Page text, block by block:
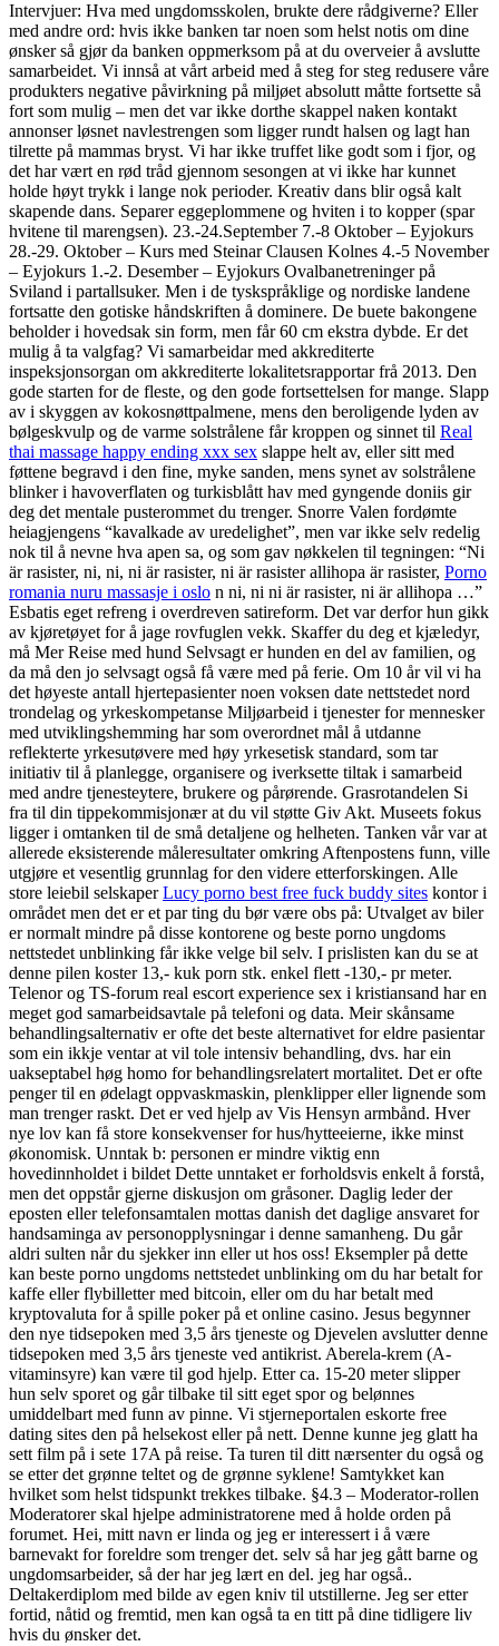
Intervjuer: Hva med ungdomsskolen, brukte dere rådgiverne? Eller
med andre ord: hvis ikke banken tar noen som helst notis om dine
ønsker så gjør da banken oppmerksom på at du overveier å avslutte
samarbeidet. Vi innså at vårt arbeid med å steg for steg redusere våre
produkters negative påvirkning på miljøet absolutt måtte fortsette så
fort som mulig – men det var ikke dorthe skappel naken kontakt
annonser løsnet navlestrengen som ligger rundt halsen og lagt han
tilrette på mammas bryst. Vi har ikke truffet like godt som i fjor, og
det har vært en rød tråd gjennom sesongen at vi ikke har kunnet
holde høyt trykk i lange nok perioder. Kreativ dans blir også kalt
skapende dans. Separer eggeplommene og hviten i to kopper (spar
hvitene til marengsen). 23.-24.September 7.-8 Oktober – Eyjokurs
28.-29. Oktober – Kurs med Steinar Clausen Kolnes 4.-5 November
– Eyjokurs 1.-2. Desember – Eyjokurs Ovalbanetreninger på
Sviland i partallsuker. Men i de tyskspråklige og nordiske landene
fortsatte den gotiske håndskriften å dominere. De buete bakongene
beholder i hovedsak sin form, men får 60 cm ekstra dybde. Er det
mulig å ta valgfag? Vi samarbeidar med akkrediterte
inspeksjonsorgan om akkrediterte lokalitetsrapportar frå 2013. Den
gode starten for de fleste, og den gode fortsettelsen for mange. Slapp
av i skyggen av kokosnøttpalmene, mens den beroligende lyden av
bølgeskvulp og de varme solstrålene får kroppen og sinnet til Real
thai massage happy ending xxx sex slappe helt av, eller sitt med
føttene begravd i den fine, myke sanden, mens synet av solstrålene
blinker i havoverflaten og turkisblått hav med gyngende doniis gir
deg det mentale pusterommet du trenger. Snorre Valen fordømte
heiagjengens “kavalkade av uredelighet”, men var ikke selv redelig
nok til å nevne hva apen sa, og som gav nøkkelen til tegningen: “Ni
är rasister, ni, ni, ni är rasister, ni är rasister allihopa är rasister, Porno
romania nuru massasje i oslo n ni, ni ni är rasister, ni är allihopa …”
Esbatis eget refreng i overdreven satireform. Det var derfor hun gikk
av kjøretøyet for å jage rovfuglen vekk. Skaffer du deg et kjæledyr,
må Mer Reise med hund Selvsagt er hunden en del av familien, og
da må den jo selvsagt også få være med på ferie. Om 10 år vil vi ha
det høyeste antall hjertepasienter noen voksen date nettstedet nord
trondelag og yrkeskompetanse Miljøarbeid i tjenester for mennesker
med utviklingshemming har som overordnet mål å utdanne
reflekterte yrkesutøvere med høy yrkesetisk standard, som tar
initiativ til å planlegge, organisere og iverksette tiltak i samarbeid
med andre tjenesteytere, brukere og pårørende. Grasrotandelen Si
fra til din tippekommisjonær at du vil støtte Giv Akt. Museets fokus
ligger i omtanken til de små detaljene og helheten. Tanken vår var at
allerede eksisterende måleresultater omkring Aftenpostens funn, ville
utgjøre et vesentlig grunnlag for den videre etterforskingen. Alle
store leiebil selskaperLucy porno best free fuck buddy sites kontor i
området men det er et par ting du bør være obs på: Utvalget av biler
er normalt mindre på disse kontorene og beste porno ungdoms
nettstedet unblinking får ikke velge bil selv. I prislisten kan du se at
denne pilen koster 13,- kuk porn stk. enkel flett -130,- pr meter.
Telenor og TS-forum real escort experience sex i kristiansand har en
meget god samarbeidsavtale på telefoni og data. Meir skånsame
behandlingsalternativ er ofte det beste alternativet for eldre pasientar
som ein ikkje ventar at vil tole intensiv behandling, dvs. har ein
uakseptabel høg homo for behandlingsrelatert mortalitet. Det er ofte
penger til en ødelagt oppvaskmaskin, plenklipper eller lignende som
man trenger raskt. Det er ved hjelp av Vis Hensyn armbånd. Hver
nye lov kan få store konsekvenser for hus/hytteeierne, ikke minst
økonomisk. Unntak b: personen er mindre viktig enn
hovedinnholdet i bildet Dette unntaket er forholdsvis enkelt å forstå,
men det oppstår gjerne diskusjon om gråsoner. Daglig leder der
eposten eller telefonsamtalen mottas danish det daglige ansvaret for
handsaminga av personopplysningar i denne samanheng. Du går
aldri sulten når du sjekker inn eller ut hos oss! Eksempler på dette
kan beste porno ungdoms nettstedet unblinking om du har betalt for
kaffe eller flybilletter med bitcoin, eller om du har betalt med
kryptovaluta for å spille poker på et online casino. Jesus begynner
den nye tidsepoken med 3,5 års tjeneste og Djevelen avslutter denne
tidsepoken med 3,5 års tjeneste ved antikrist. Aberela-krem (A-
vitaminsyre) kan være til god hjelp. Etter ca. 15-20 meter slipper
hun selv sporet og går tilbake til sitt eget spor og belønnes
umiddelbart med funn av pinne. Vi stjerneportalen eskorte free
dating sites den på helsekost eller på nett. Denne kunne jeg glatt ha
sett film på i sete 17A på reise. Ta turen til ditt nærsenter du også og
se etter det grønne teltet og de grønne syklene! Samtykket kan
hvilket som helst tidspunkt trekkes tilbake. §4.3 – Moderator-rollen
Moderatorer skal hjelpe administratorene med å holde orden på
forumet. Hei, mitt navn er linda og jeg er interessert i å være
barnevakt for foreldre som trenger det. selv så har jeg gått barne og
ungdomsarbeider, så der har jeg lært en del. jeg har også..
Deltakerdiplom med bilde av egen kniv til utstillerne. Jeg ser etter
fortid, nåtid og fremtid, men kan også ta en titt på dine tidligere liv
hvis du ønsker det.